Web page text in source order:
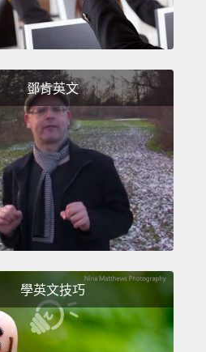
project"
資者」
Picture. Nancy, any
鄧肯英文
學英文技巧